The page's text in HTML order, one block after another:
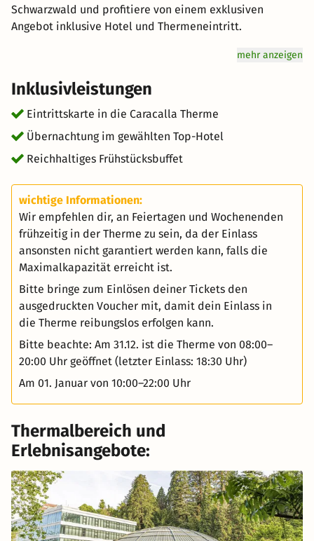
Schwarzwald und profitiere von einem exklusiven
Angebot inklusive Hotel und Thermeneintritt.
mehr anzeigen
Inklusivleistungen
Eintrittskarte in die Caracalla Therme
Übernachtung im gewählten Top-Hotel
Reichhaltiges Frühstücksbuffet
wichtige Informationen:
Wir empfehlen dir, an Feiertagen und Wochenenden
frühzeitig in der Therme zu sein, da der Einlass
ansonsten nicht garantiert werden kann, falls die
Maximalkapazität erreicht ist.
Bitte bringe zum Einlösen deiner Tickets den
ausgedruckten Voucher mit, damit dein Einlass in
die Therme reibungslos erfolgen kann.
Bitte beachte: Am 31.12. ist die Therme von 08:00–
20:00 Uhr geöffnet (letzter Einlass: 18:30 Uhr)
Am 01. Januar von 10:00–22:00 Uhr
Thermalbereich und
Erlebnisangebote: